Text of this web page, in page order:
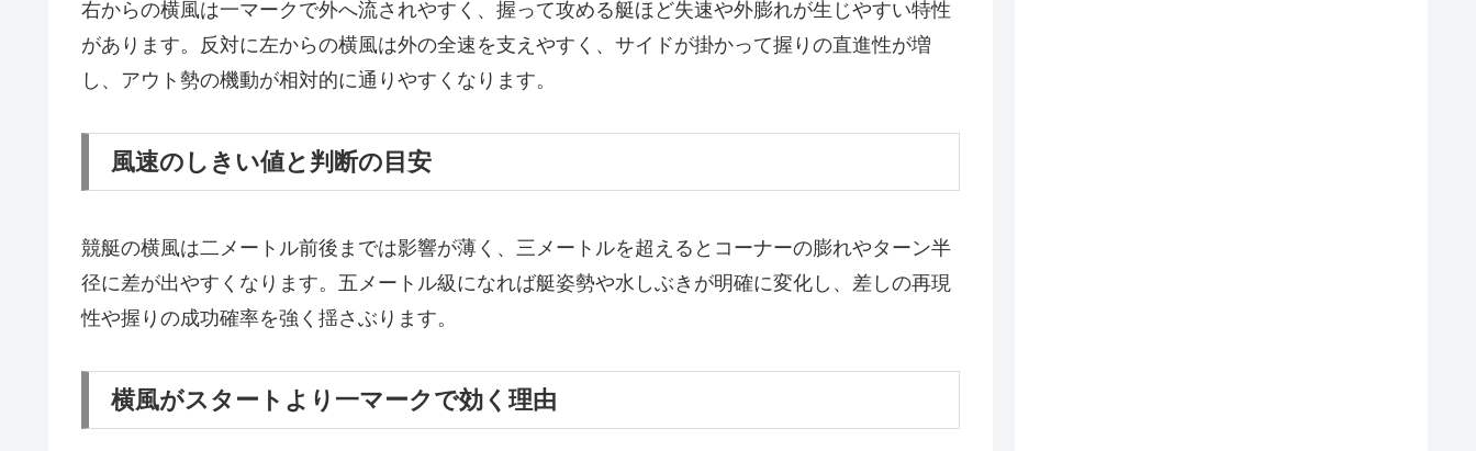
右からの横風は一マークで外へ流されやすく、握って攻める艇ほど失速や外膨れが生じやすい特性
があります。反対に左からの横風は外の全速を支えやすく、サイドが掛かって握りの直進性が増
し、アウト勢の機動が相対的に通りやすくなります。
風速のしきい値と判断の目安
競艇の横風は二メートル前後までは影響が薄く、三メートルを超えるとコーナーの膨れやターン半
径に差が出やすくなります。五メートル級になれば艇姿勢や水しぶきが明確に変化し、差しの再現
性や握りの成功確率を強く揺さぶります。
横風がスタートより一マークで効く理由